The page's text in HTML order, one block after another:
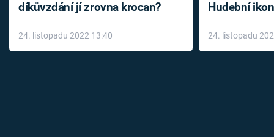
díkůvzdání jí zrovna krocan?
24. listopadu 2022 13:40
Hudební
léky
24. listopadu